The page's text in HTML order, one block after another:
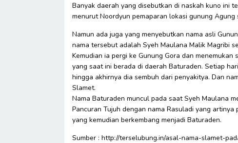
Banyak daerah yang disebutkan di naskah kuno ini
menurut Noordyun pemaparan lokasi gunung
Namun ada juga yang menyebutkan nama asli
nama tersebut adalah Syeh Maulana Malik Magribi
Kemudian ia pergi ke Gunung Gora dan
yang saat ini berada di daerah Baturaden. Setiap
hingga akhirnya dia sembuh dari penyakitya. Dan
Slamet.
Nama Baturaden muncul pada saat Syeh Maulana
Pancuran Tujuh dengan nama Rasuladi yang
yang kemudian berkembang menjadi Baturaden.
Sumber : http://terselubung.in/asal-nama-slamet-